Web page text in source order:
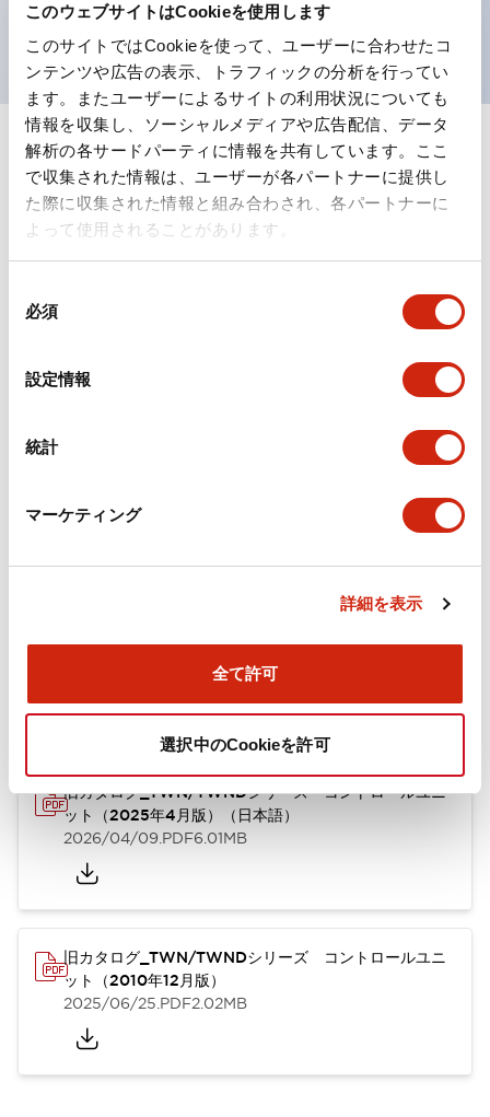
このウェブサイトはCookieを使用します
このサイトではCookieを使って、ユーザーに合わせたコ
ンテンツや広告の表示、トラフィックの分析を行ってい
ます。またユーザーによるサイトの利用状況についても
情報を収集し、ソーシャルメディアや広告配信、データ
解析の各サードパーティに情報を共有しています。ここ
で収集された情報は、ユーザーが各パートナーに提供し
た際に収集された情報と組み合わされ、各パートナーに
よって使用されることがあります。
必須
設定情報
統計
マーケティング
詳細を表示
全て許可
選択中のCookieを許可
UL、CSA、TÜV、CCC認証品。
仕様 すべて展開
形状仕様
電気的仕様(照光部定格)
環境仕様
機能仕様
機械的仕様
カタログ CAD 規格・認証 技術文書
旧カタログ_TWN/TWNDシリーズ コントロールユニ
ット（2025年4月版）（日本語）
2026/04/09.PDF6.01MB
旧カタログ_TWN/TWNDシリーズ コントロールユニ
ット（2010年12月版）
2025/06/25.PDF2.02MB